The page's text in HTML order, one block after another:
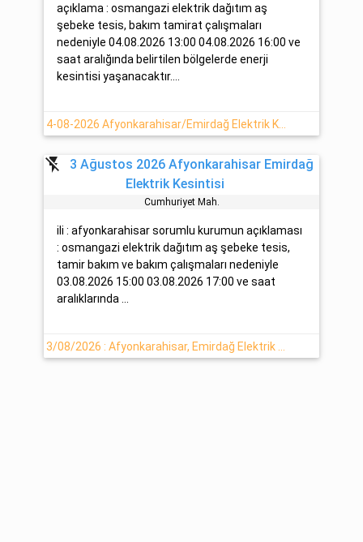
açıklama : osmangazi elektrik dağıtım aş
şebeke tesis, bakım tamirat çalışmaları
nedeniyle 04.08.2026 13:00 04.08.2026 16:00 ve
saat aralığında belirtilen bölgelerde enerji
kesintisi yaşanacaktır....
4-08-2026 Afyonkarahisar/Emirdağ Elektrik Kesintisi Yapılacaktır
flash_off
3 Ağustos 2026 Afyonkarahisar Emirdağ
Elektrik Kesintisi
Cumhuri̇yet Mah.
ili : afyonkarahisar sorumlu kurumun açıklaması
: osmangazi elektrik dağıtım aş şebeke tesis,
tamir bakım ve bakım çalışmaları nedeniyle
03.08.2026 15:00 03.08.2026 17:00 ve saat
aralıklarında ...